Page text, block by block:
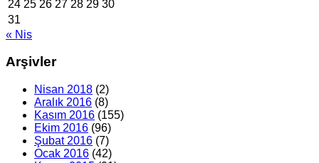
24 25 26 27 28 29 30
31
« Nis
Arşivler
Nisan 2018 (2)
Aralık 2016 (8)
Kasım 2016 (155)
Ekim 2016 (96)
Şubat 2016 (7)
Ocak 2016 (42)